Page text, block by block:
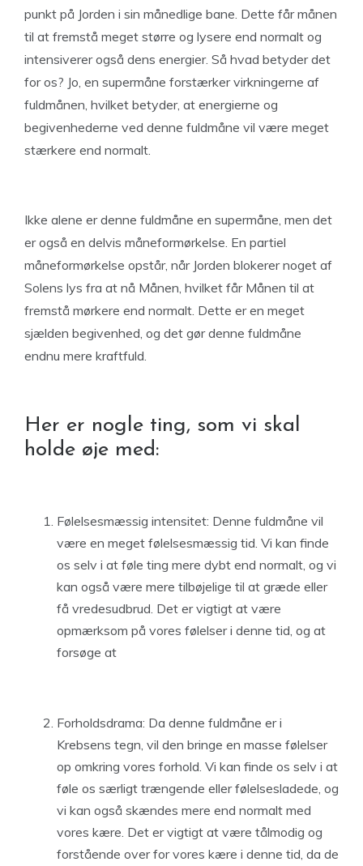
punkt på Jorden i sin månedlige bane. Dette får månen
til at fremstå meget større og lysere end normalt og
intensiverer også dens energier. Så hvad betyder det
for os? Jo, en supermåne forstærker virkningerne af
fuldmånen, hvilket betyder, at energierne og
begivenhederne ved denne fuldmåne vil være meget
stærkere end normalt.
Ikke alene er denne fuldmåne en supermåne, men det
er også en delvis måneformørkelse. En partiel
måneformørkelse opstår, når Jorden blokerer noget af
Solens lys fra at nå Månen, hvilket får Månen til at
fremstå mørkere end normalt. Dette er en meget
sjælden begivenhed, og det gør denne fuldmåne
endnu mere kraftfuld.
Her er nogle ting, som vi skal
holde øje med:
Følelsesmæssig intensitet: Denne fuldmåne vil
være en meget følelsesmæssig tid. Vi kan finde
os selv i at føle ting mere dybt end normalt, og vi
kan også være mere tilbøjelige til at græde eller
få vredesudbrud. Det er vigtigt at være
opmærksom på vores følelser i denne tid, og at
forsøge at
Forholdsdrama: Da denne fuldmåne er i
Krebsens tegn, vil den bringe en masse følelser
op omkring vores forhold. Vi kan finde os selv i at
føle os særligt trængende eller følelsesladede, og
vi kan også skændes mere end normalt med
vores kære. Det er vigtigt at være tålmodig og
forstående over for vores kære i denne tid, da de